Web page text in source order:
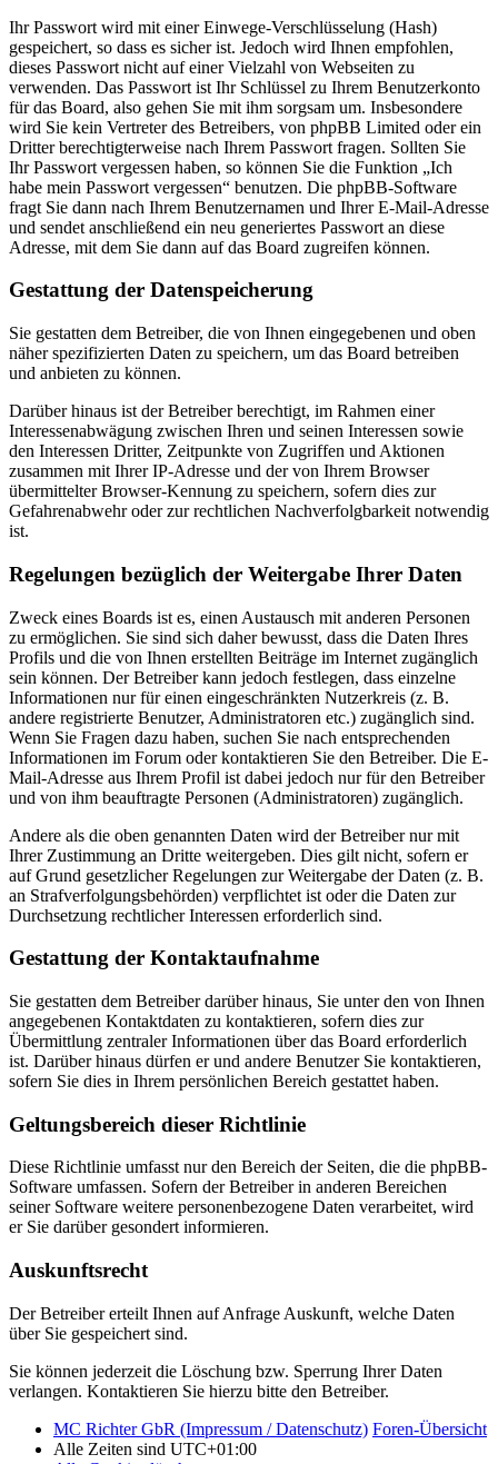
Ihr Passwort wird mit einer Einwege-Verschlüsselung (Hash)
gespeichert, so dass es sicher ist. Jedoch wird Ihnen empfohlen,
dieses Passwort nicht auf einer Vielzahl von Webseiten zu
verwenden. Das Passwort ist Ihr Schlüssel zu Ihrem Benutzerkonto
für das Board, also gehen Sie mit ihm sorgsam um. Insbesondere
wird Sie kein Vertreter des Betreibers, von phpBB Limited oder ein
Dritter berechtigterweise nach Ihrem Passwort fragen. Sollten Sie
Ihr Passwort vergessen haben, so können Sie die Funktion „Ich
habe mein Passwort vergessen“ benutzen. Die phpBB-Software
fragt Sie dann nach Ihrem Benutzernamen und Ihrer E-Mail-Adresse
und sendet anschließend ein neu generiertes Passwort an diese
Adresse, mit dem Sie dann auf das Board zugreifen können.
Gestattung der Datenspeicherung
Sie gestatten dem Betreiber, die von Ihnen eingegebenen und oben
näher spezifizierten Daten zu speichern, um das Board betreiben
und anbieten zu können.
Darüber hinaus ist der Betreiber berechtigt, im Rahmen einer
Interessenabwägung zwischen Ihren und seinen Interessen sowie
den Interessen Dritter, Zeitpunkte von Zugriffen und Aktionen
zusammen mit Ihrer IP-Adresse und der von Ihrem Browser
übermittelter Browser-Kennung zu speichern, sofern dies zur
Gefahrenabwehr oder zur rechtlichen Nachverfolgbarkeit notwendig
ist.
Regelungen bezüglich der Weitergabe Ihrer Daten
Zweck eines Boards ist es, einen Austausch mit anderen Personen
zu ermöglichen. Sie sind sich daher bewusst, dass die Daten Ihres
Profils und die von Ihnen erstellten Beiträge im Internet zugänglich
sein können. Der Betreiber kann jedoch festlegen, dass einzelne
Informationen nur für einen eingeschränkten Nutzerkreis (z. B.
andere registrierte Benutzer, Administratoren etc.) zugänglich sind.
Wenn Sie Fragen dazu haben, suchen Sie nach entsprechenden
Informationen im Forum oder kontaktieren Sie den Betreiber. Die E-
Mail-Adresse aus Ihrem Profil ist dabei jedoch nur für den Betreiber
und von ihm beauftragte Personen (Administratoren) zugänglich.
Andere als die oben genannten Daten wird der Betreiber nur mit
Ihrer Zustimmung an Dritte weitergeben. Dies gilt nicht, sofern er
auf Grund gesetzlicher Regelungen zur Weitergabe der Daten (z. B.
an Strafverfolgungsbehörden) verpflichtet ist oder die Daten zur
Durchsetzung rechtlicher Interessen erforderlich sind.
Gestattung der Kontaktaufnahme
Sie gestatten dem Betreiber darüber hinaus, Sie unter den von Ihnen
angegebenen Kontaktdaten zu kontaktieren, sofern dies zur
Übermittlung zentraler Informationen über das Board erforderlich
ist. Darüber hinaus dürfen er und andere Benutzer Sie kontaktieren,
sofern Sie dies in Ihrem persönlichen Bereich gestattet haben.
Geltungsbereich dieser Richtlinie
Diese Richtlinie umfasst nur den Bereich der Seiten, die die phpBB-
Software umfassen. Sofern der Betreiber in anderen Bereichen
seiner Software weitere personenbezogene Daten verarbeitet, wird
er Sie darüber gesondert informieren.
Auskunftsrecht
Der Betreiber erteilt Ihnen auf Anfrage Auskunft, welche Daten
über Sie gespeichert sind.
Sie können jederzeit die Löschung bzw. Sperrung Ihrer Daten
verlangen. Kontaktieren Sie hierzu bitte den Betreiber.
MC Richter GbR (Impressum / Datenschutz) Foren-Übersicht
Alle Zeiten sind UTC+01:00